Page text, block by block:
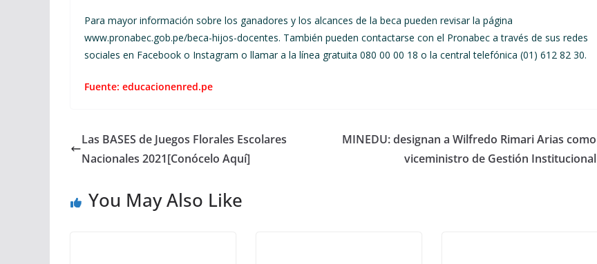
Para mayor información sobre los ganadores y los alcances de la beca pueden revisar la página
www.pronabec.gob.pe/beca-hijos-docentes. También pueden contactarse con el Pronabec a través de sus redes
sociales en Facebook o Instagram o llamar a la línea gratuita 080 00 00 18 o la central telefónica (01) 612 82 30.
Fuente: educacionenred.pe
Las BASES de Juegos Florales Escolares
Nacionales 2021[Conócelo Aquí]
MINEDU: designan a Wilfredo Rimari Arias como
viceministro de Gestión Institucional
You May Also Like